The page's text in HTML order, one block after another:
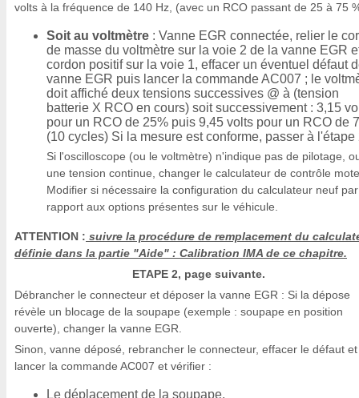
volts à la fréquence de 140 Hz, (avec un RCO passant de 25 à 75
Soit au voltmètre : Vanne EGR connectée, relier le
de masse du voltmètre sur la voie 2 de la vanne EGR
cordon positif sur la voie 1, effacer un éventuel défaut
vanne EGR puis lancer la commande AC007 ; le
doit affiché deux tensions successives @ à (tension
batterie X RCO en cours) soit successivement : 3,15
pour un RCO de 25% puis 9,45 volts pour un RCO de
(10 cycles) Si la mesure est conforme, passer à l'étape
Si l'oscilloscope (ou le voltmètre) n'indique pas de pilotage,
une tension continue, changer le calculateur de contrôle
Modifier si nécessaire la configuration du calculateur neuf par
rapport aux options présentes sur le véhicule.
ATTENTION : suivre la procédure de remplacement du
définie dans la partie "Aide" : Calibration IMA de ce chapitre.
ETAPE 2, page suivante.
Débrancher le connecteur et déposer la vanne EGR : Si la dépose
révèle un blocage de la soupape (exemple : soupape en position
ouverte), changer la vanne EGR.
Sinon, vanne déposé, rebrancher le connecteur, effacer le défaut et
lancer la commande AC007 et vérifier :
Le déplacement de la soupape.